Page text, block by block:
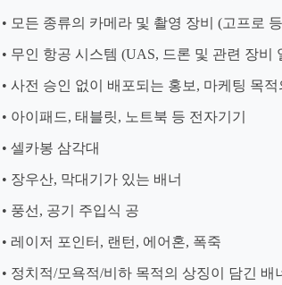
• 모든 종류의 카메라 및 촬영 장비 (고프로
• 무인 항공 시스템 (UAS, 드론 및 관련 장비
• 사전 승인 없이 배포되는 홍보, 마케팅 목
• 아이패드, 태블릿, 노트북 등 전자기기
• 셀카봉 삼각대
• 장우산, 막대기가 있는 배너
• 풍선, 공기 주입식 공
• 레이저 포인터, 랜턴, 에어혼, 폭죽
• 정치적/모욕적/비하 목적의 상징이 담긴